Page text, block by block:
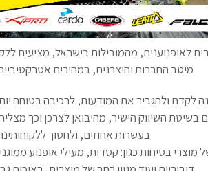
לאופנוענים, מהמובילות בישראל, מציעים
מיטב החברות והיצרנים, במחירים
לקדם ולהגביר את המודעות, לרכיבה בטוחה
בשיטת השיווק הישיר, מהיבואן לצרכן וכך
בעשרות אחוזים, ולחסוך ללקוחותינו
מוצרי בטיחות כגון: קסדות, מעילי אופנוע